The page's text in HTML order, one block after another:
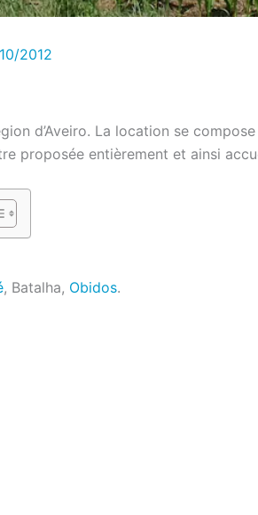
2012
d’Aveiro. La location se
proposée entièrement et ainsi
, Batalha, Obidos.